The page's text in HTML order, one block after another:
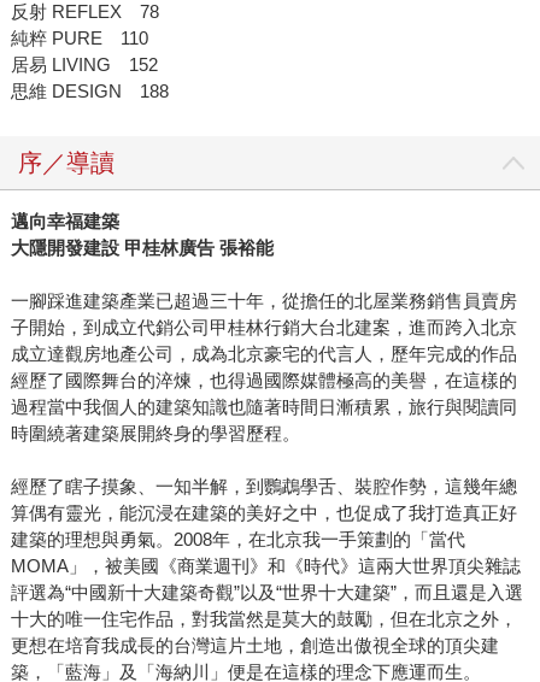
反射 REFLEX 78
純粹 PURE 110
居易 LIVING 152
思維 DESIGN 188
序／導讀
邁向幸福建築
大隱開發建設 甲桂林廣告 張裕能
一腳踩進建築產業已超過三十年，從擔任的北屋業務銷售員賣房
子開始，到成立代銷公司甲桂林行銷大台北建案，進而跨入北京
成立達觀房地產公司，成為北京豪宅的代言人，歷年完成的作品
經歷了國際舞台的淬煉，也得過國際媒體極高的美譽，在這樣的
過程當中我個人的建築知識也隨著時間日漸積累，旅行與閱讀同
時圍繞著建築展開終身的學習歷程。
經歷了瞎子摸象、一知半解，到鸚鵡學舌、裝腔作勢，這幾年總
算偶有靈光，能沉浸在建築的美好之中，也促成了我打造真正好
建築的理想與勇氣。2008年，在北京我一手策劃的「當代
MOMA」，被美國《商業週刊》和《時代》這兩大世界頂尖雜誌
評選為“中國新十大建築奇觀”以及“世界十大建築”，而且還是入選
十大的唯一住宅作品，對我當然是莫大的鼓勵，但在北京之外，
更想在培育我成長的台灣這片土地，創造出傲視全球的頂尖建
築，「藍海」及「海納川」便是在這樣的理念下應運而生。